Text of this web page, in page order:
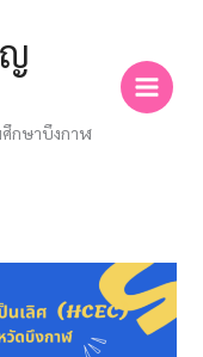
ศึกษาบึงกาฬ